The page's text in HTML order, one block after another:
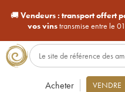
🚚Vendeurs : transport offert
vos vinstransmise entre le
Acheter VENDRE